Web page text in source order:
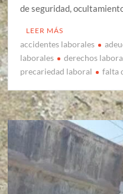
de seguridad,
LEER MÁS
accidentes laborales
laborales
derechos
precariedad laboral
falta